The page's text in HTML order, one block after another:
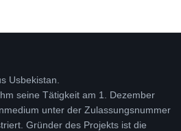
Usbekistan.
seine Tätigkeit am 1. Dezember
unter der Zulassungsnummer
Gründer des Projekts ist die